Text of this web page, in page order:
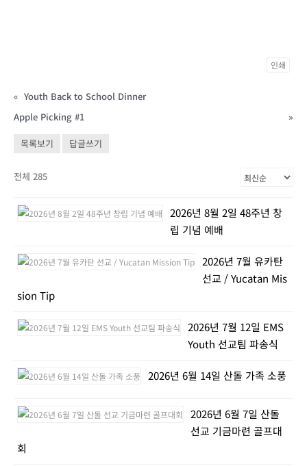
인쇄
« Youth Back to School Dinner
Apple Picking #1
»
목록보기 답글쓰기
전체 285
2026년 8월 2일 48주년 창
립 기념 예배
2026년 7월 유카탄
선교 / Yucatan Mis
sion Tip
2026년 7월 12일 EMS
Youth 선교팀 파송식
2026년 6월 14일 산돌 가족 소풍
2026년 6월 7일 산돌
선교 기금마련 골프대
회